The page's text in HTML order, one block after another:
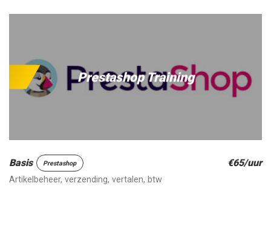
Prestashop Training
Basis Prestashop €65/uur
Artikelbeheer, verzending, vertalen, btw